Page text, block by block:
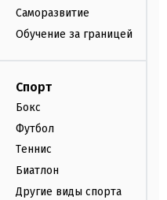
Саморазвитие
Обучение за границей
Спорт
Бокс
Футбол
Теннис
Биатлон
Другие виды спорта